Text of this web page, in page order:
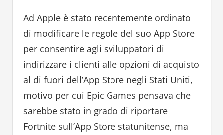
Ad Apple è stato recentemente ordinato
di modificare le regole del suo App Store
per consentire agli sviluppatori di
indirizzare i clienti alle opzioni di acquisto
al di fuori dell’App Store negli Stati Uniti,
motivo per cui Epic Games pensava che
sarebbe stato in grado di riportare
Fortnite sull’App Store statunitense, ma